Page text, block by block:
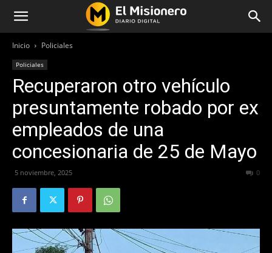
Inicio Policiales
Policiales
Recuperaron otro vehículo
presuntamente robado por ex
empleados de una
concesionaria de 25 de Mayo
5 noviembre, 2025 0